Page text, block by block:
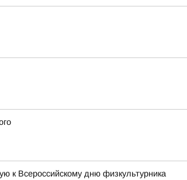
к Всероссийскому дню физкультурника